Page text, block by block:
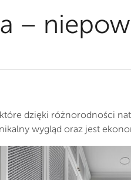
–
które dzięki różnorodności
wygląd oraz jest